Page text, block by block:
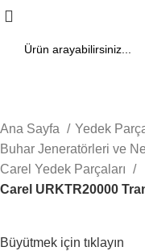
Ana Sayfa
Yedek
Buhar Jeneratörleri ve
Carel Yedek Parçaları
Carel URKTR20000
Büyütmek için tıklayın